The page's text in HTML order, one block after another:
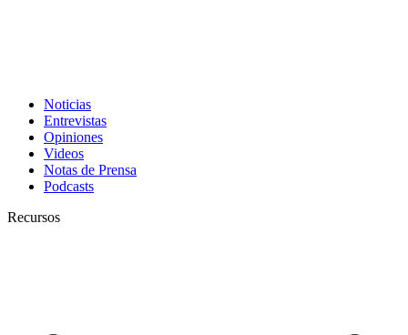
Noticias
Entrevistas
Opiniones
Videos
Notas de Prensa
Podcasts
Recursos